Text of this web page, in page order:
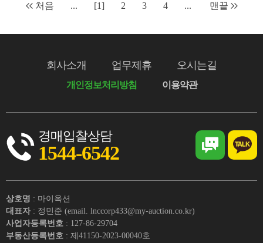
처음 ... [1] 2 3 4 ... 맨끝
회사소개 업무제휴 오시는길
개인정보처리방침 이용약관
경매입찰상담
1544-6542
상호명 : 마이옥션
대표자 : 정민준 (email. lnccorp433@my-auction.co.kr)
사업자등록번호 : 127-86-29704
부동산등록번호 : 제41150-2023-00040호